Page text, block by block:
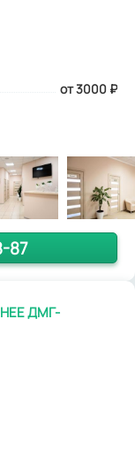
от 3000 ₽
87
ДМГ-